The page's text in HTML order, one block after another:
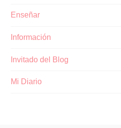
Enseñar
Información
Invitado del Blog
Mi Diario